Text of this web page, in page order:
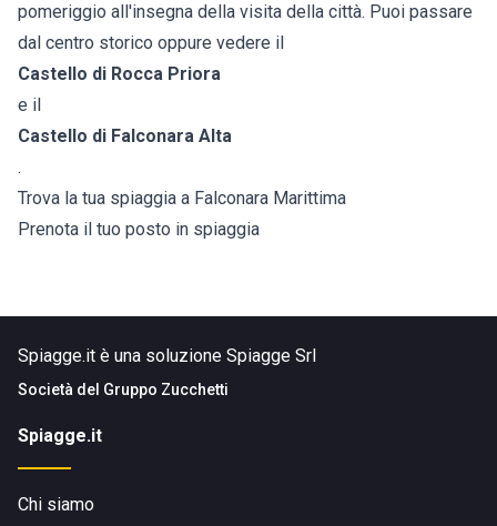
pomeriggio all'insegna della visita della città. Puoi passare
dal centro storico oppure vedere il
Castello di Rocca Priora
e il
Castello di Falconara Alta
.
Trova la tua spiaggia a Falconara Marittima
Prenota il tuo posto in spiaggia
Spiagge.it è una soluzione Spiagge Srl
Società del Gruppo Zucchetti
Spiagge.it
Chi siamo